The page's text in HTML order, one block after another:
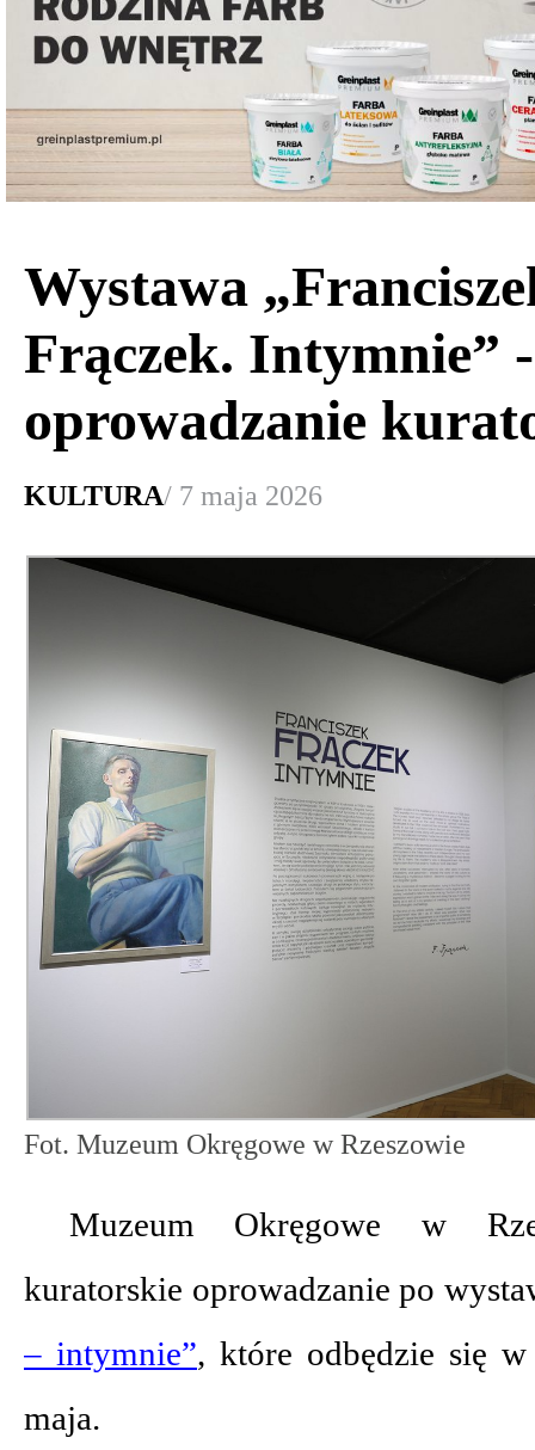
Wystawa
Frączek. Intymnie”
oprowadzanie
KULTURA/ 7 maja 2026
Fot. Muzeum Okręgowe w Rzeszowie
Muzeum Okręgowe w
kuratorskie oprowadzanie po
– intymnie”, które odbędzie się
maja.